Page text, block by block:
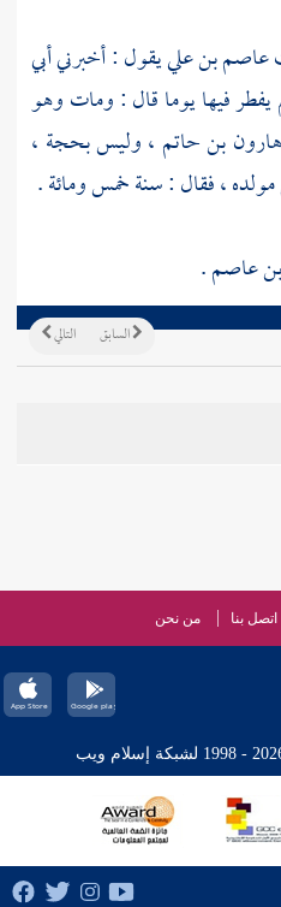
عاصم بن علييقول : أخبرني أبي
يفطر فيها يوما قال : ومات وهو
هارون بن حاتم ، وليس بحجة ،
، فقال : سنة خمس ومائة .
عاصم.
التالي السابق
اتصل بنا من نحن